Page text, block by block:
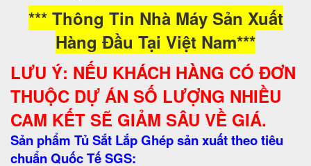
*** Thông Tin Nhà Máy Sản Xuất
Hàng Đầu Tại Việt Nam***
LƯU Ý: NẾU KHÁCH HÀNG CÓ ĐƠN
THUỘC DỰ ÁN SỐ LƯỢNG NHIỀU
CAM KẾT SẼ GIẢM SÂU VỀ GIÁ.
Sản phẩm Tủ Sắt Lắp Ghép sản xuất theo tiêu
chuẩn Quốc Tế SGS: